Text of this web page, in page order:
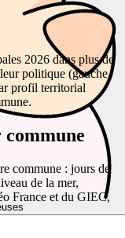
2026 dans plus de
politique (gauche,
profil territorial
commune : jours de
de la mer,
France et du GIEC,